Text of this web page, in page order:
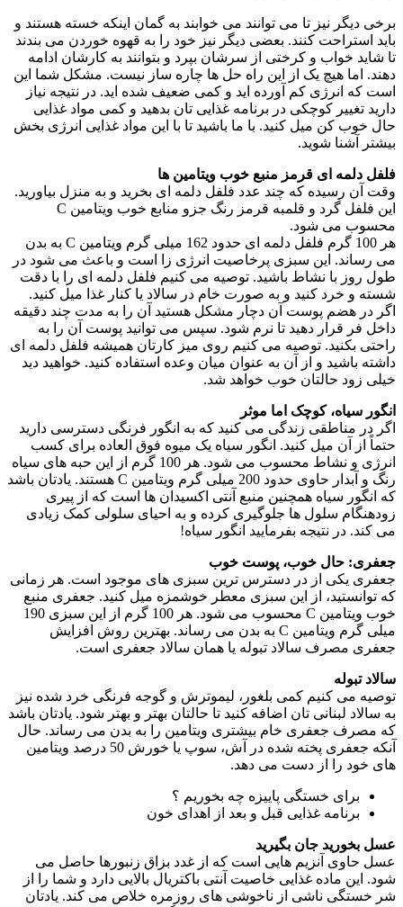
برخی دیگر نیز تا می توانند می خوابند به گمان اینکه خسته هستند و
باید استراحت کنند. بعضی دیگر نیز خود را به قهوه خوردن می بندند
تا شاید خواب و کرختی از سرشان بپرد و بتوانند به کارشان ادامه
دهند. اما هیچ یک از این راه حل ها چاره ساز نیست. مشکل شما این
است که انرژی کم آورده اید و کمی ضعیف شده اید. در نتیجه نیاز
دارید تغییر کوچکی در برنامه غذایی تان بدهید و کمی مواد غذایی
حال خوب کن میل کنید. با ما باشید تا با این مواد غذایی انرژی بخش
بیشتر آشنا شوید.
فلفل دلمه ای قرمز منبع خوب ویتامین ها
وقت آن رسیده که چند عدد فلفل دلمه ای بخرید و به منزل بیاورید.
این فلفل گرد و قلمبه قرمز رنگ جزو منابع خوب ویتامین C
محسوب می شود.
هر 100 گرم فلفل دلمه ای حدود 162 میلی گرم ویتامین C به بدن
می رساند. این سبزی پرخاصیت انرژی زا است و باعث می شود در
طول روز با نشاط باشید. توصیه می کنیم فلفل دلمه ای را با دقت
شسته و خرد کنید و به صورت خام در سالاد یا کنار غذا میل کنید.
اگر در هضم پوست آن دچار مشکل هستید آن را به مدت چند دقیقه
داخل فر قرار دهید تا نرم شود. سپس می توانید پوست آن را به
راحتی بکنید. توصیه می کنیم روی میز کارتان همیشه فلفل دلمه ای
داشته باشید و از آن به عنوان میان وعده استفاده کنید. خواهید دید
خیلی زود حالتان خوب خواهد شد.
انگور سیاه، کوچک اما موثر
اگر در مناطقی زندگی می کنید که به انگور فرنگی دسترسی دارید
حتماً از آن میل کنید. انگور سیاه یک میوه فوق العاده برای کسب
انرژی و نشاط محسوب می شود. هر 100 گرم از این حبه های سیاه
رنگ و آبدار حاوی حدود 200 میلی گرم ویتامین C هستند. یادتان باشد
که انگور سیاه همچنین منبع آنتی اکسیدان ها است که از پیری
زودهنگام سلول ها جلوگیری کرده و به احیای سلولی کمک زیادی
می کند. در نتیجه بفرمایید انگور سیاه!
جعفری: حال خوب، پوست خوب
جعفری یکی از در دسترس ترین سبزی های موجود است. هر زمانی
که توانستید، از این سبزی معطر خوشمزه میل کنید. جعفری منبع
خوب ویتامین C محسوب می شود. هر 100 گرم از این سبزی 190
میلی گرم ویتامین C به بدن می رساند. بهترین روش افزایش
جعفری مصرف سالاد تبوله یا همان سالاد جعفری است.
سالاد تبوله
توصیه می کنیم کمی بلغور، لیموترش و گوجه فرنگی خرد شده نیز
به سالاد لبنانی تان اضافه کنید تا حالتان بهتر و بهتر شود. یادتان باشد
که مصرف جعفری خام بیشتری ویتامین را به بدن می رساند. حال
آنکه جعفری پخته شده در آش، سوپ یا خورش 50 درصد ویتامین
های خود را از دست می دهد.
برای خستگی پاییزه چه بخوریم ؟
برنامه غذایی قبل و بعد از اهدای خون
عسل بخورید جان بگیرید
عسل حاوی آنزیم هایی است که از غدد بزاق زنبورها حاصل می
شود. این ماده غذایی خاصیت آنتی باکتریال بالایی دارد و شما را از
شر خستگی ناشی از ناخوشی های روزمره خلاص می کند. یادتان